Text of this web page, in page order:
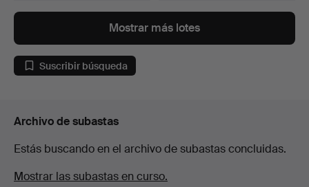
Mostrar más lotes
Suscribir búsqueda
Archivo de subastas
Estás buscando en el archivo de subastas concluidas.
Mostrar las subastas en curso.